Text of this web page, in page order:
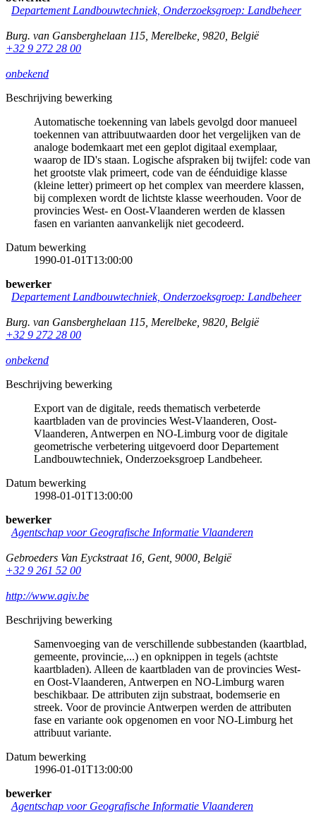
Departement Landbouwtechniek, Onderzoeksgroep: Landbeheer
Burg. van Gansberghelaan 115 Merelbeke 9820 België
+32 9 272 28 00
onbekend
Beschrijving bewerking
Automatische toekenning van labels gevolgd door manueel
toekennen van attribuutwaarden door het vergelijken van de
analoge bodemkaart met een geplot digitaal exemplaar,
waarop de ID's staan. Logische afspraken bij twijfel: code van
het grootste vlak primeert, code van de éénduidige klasse
(kleine letter) primeert op het complex van meerdere klassen,
bij complexen wordt de lichtste klasse weerhouden. Voor de
provincies West- en Oost-Vlaanderen werden de klassen
fasen en varianten aanvankelijk niet gecodeerd.
Datum bewerking
1990-01-01T13:00:00
bewerker
Departement Landbouwtechniek, Onderzoeksgroep: Landbeheer
Burg. van Gansberghelaan 115 Merelbeke 9820 België
+32 9 272 28 00
onbekend
Beschrijving bewerking
Export van de digitale, reeds thematisch verbeterde
kaartbladen van de provincies West-Vlaanderen, Oost-
Vlaanderen, Antwerpen en NO-Limburg voor de digitale
geometrische verbetering uitgevoerd door Departement
Landbouwtechniek, Onderzoeksgroep Landbeheer.
Datum bewerking
1998-01-01T13:00:00
bewerker
Agentschap voor Geografische Informatie Vlaanderen
Gebroeders Van Eyckstraat 16 Gent, 9000 België
+32 9 261 52 00
http://www.agiv.be
Beschrijving bewerking
Samenvoeging van de verschillende subbestanden (kaartblad,
gemeente, provincie,...) en opknippen in tegels (achtste
kaartbladen). Alleen de kaartbladen van de provincies West-
en Oost-Vlaanderen, Antwerpen en NO-Limburg waren
beschikbaar. De attributen zijn substraat, bodemserie en
streek. Voor de provincie Antwerpen werden de attributen
fase en variante ook opgenomen en voor NO-Limburg het
attribuut variante.
Datum bewerking
1996-01-01T13:00:00
bewerker
Agentschap voor Geografische Informatie Vlaanderen